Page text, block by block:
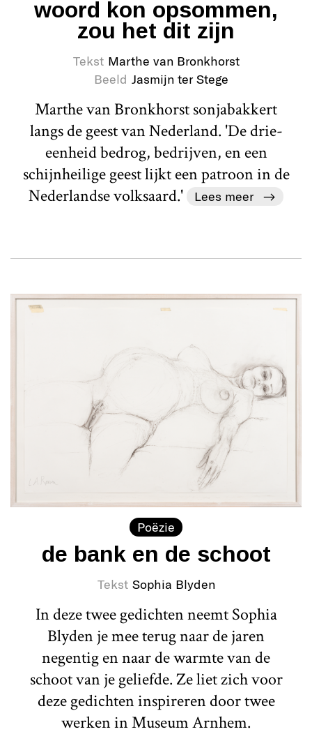
woord kon opsommen,
zou het dit zijn
Tekst Marthe van Bronkhorst
Beeld Jasmijn ter Stege
Marthe van Bronkhorst sonjabakkert
langs de geest van Nederland. 'De drie-
eenheid bedrog, bedrijven, en een
schijnheilige geest lijkt een patroon in de
Nederlandse volksaard.'
Lees meer
Poëzie
de bank en de schoot
Tekst Sophia Blyden
In deze twee gedichten neemt Sophia
Blyden je mee terug naar de jaren
negentig en naar de warmte van de
schoot van je geliefde. Ze liet zich voor
deze gedichten inspireren door twee
werken in Museum Arnhem.